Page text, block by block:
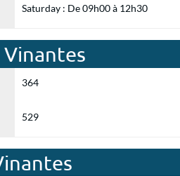
Saturday : De 09h00 à 12h30
364
529